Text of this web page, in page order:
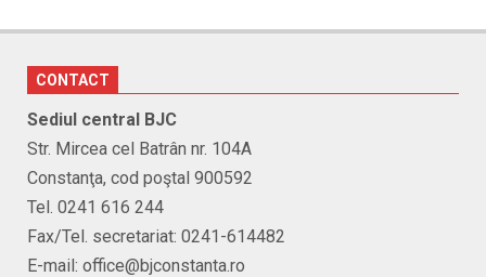
CONTACT
Sediul central BJC
Str. Mircea cel Batrân nr. 104A
Constanţa, cod poştal 900592
Tel. 0241 616 244
Fax/Tel. secretariat: 0241-614482
E-mail: office@bjconstanta.ro